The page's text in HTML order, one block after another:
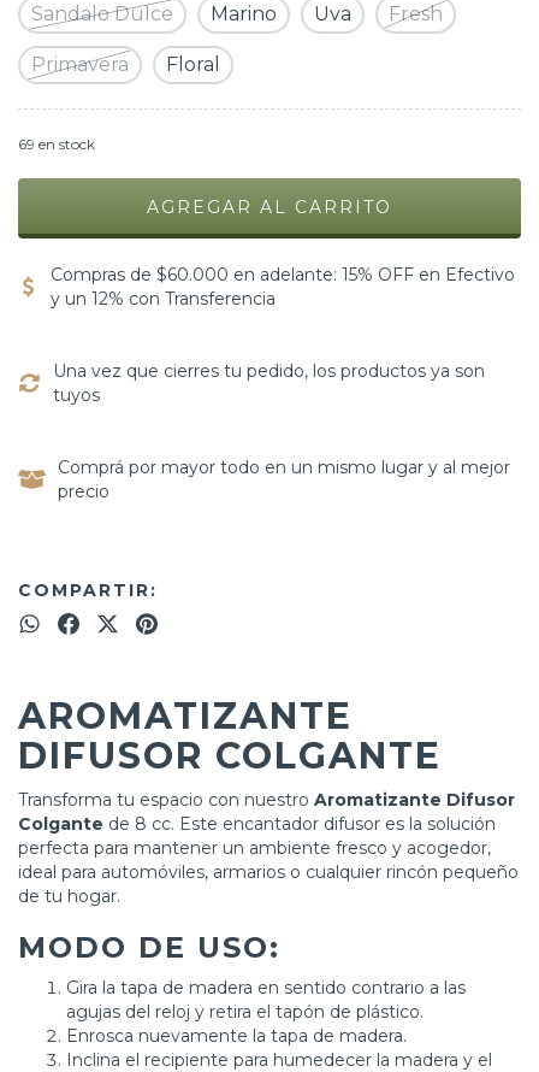
Sandalo Dulce Marino Uva Fresh
Primavera Floral
69 en stock
Compras de $60.000 en adelante: 15% OFF en Efectivo
y un 12% con Transferencia
Una vez que cierres tu pedido, los productos ya son
tuyos
Comprá por mayor todo en un mismo lugar y al mejor
precio
COMPARTIR:
AROMATIZANTE
DIFUSOR COLGANTE
Transforma tu espacio con nuestro Aromatizante Difusor
Colgante de 8 cc. Este encantador difusor es la solución
perfecta para mantener un ambiente fresco y acogedor,
ideal para automóviles, armarios o cualquier rincón pequeño
de tu hogar.
MODO DE USO:
Gira la tapa de madera en sentido contrario a las
agujas del reloj y retira el tapón de plástico.
Enrosca nuevamente la tapa de madera.
Inclina el recipiente para humedecer la madera y el